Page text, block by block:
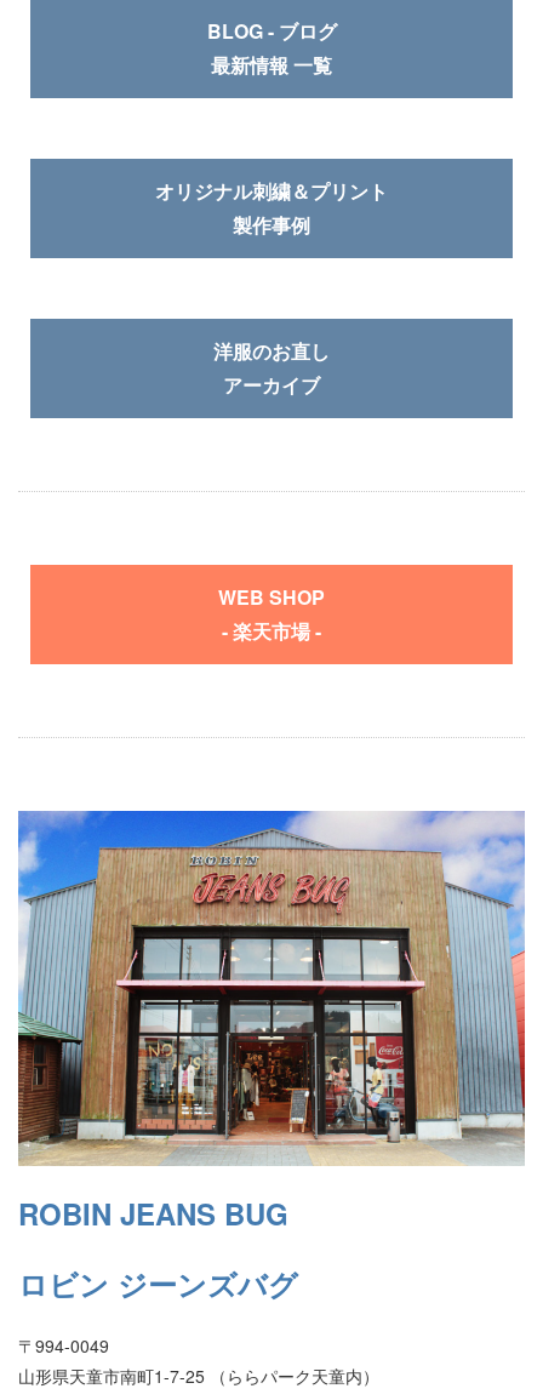
BLOG - ブログ
最新情報 一覧
オリジナル刺繍＆プリント
製作事例
洋服のお直し
アーカイブ
WEB SHOP
- 楽天市場 -
ROBIN JEANS BUG
ロビン ジーンズバグ
〒994-0049
山形県天童市南町1-7-25 （ららパーク天童内）